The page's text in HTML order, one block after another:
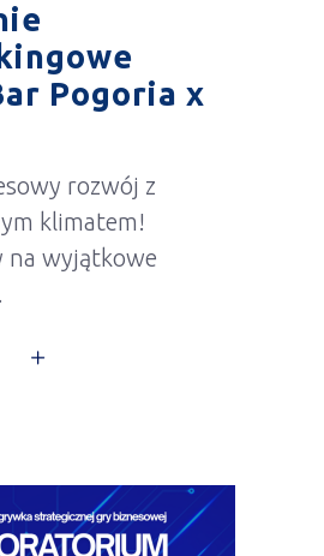
Pogoria x
rozwój z
klimatem!
na wyjątkowe